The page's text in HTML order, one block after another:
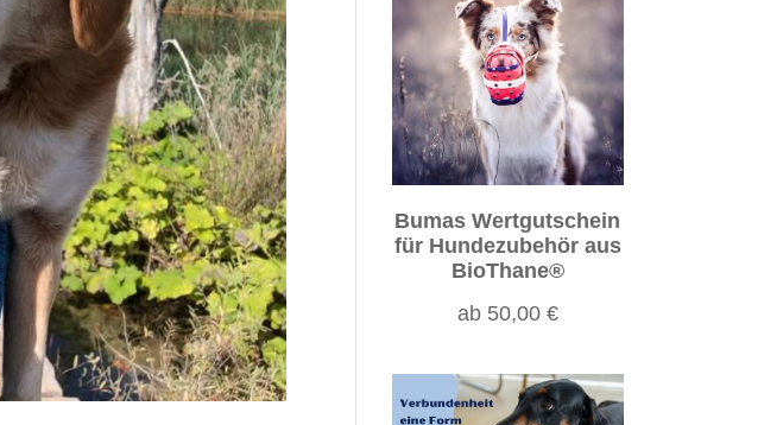
Bumas Wertgutschein
für Hundezubehör aus
BioThane®
ab 50,00 €